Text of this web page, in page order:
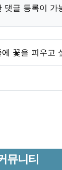
댓글 등록이 가
꽃을 피우고
요
뮤니티